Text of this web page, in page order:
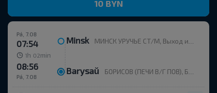
10 BYN
Pá, 7.08
07:54 Minsk МИНСК УРУЧЬЕ СТ/М, Выход из метро, напротив дома пр. Независимости, 168к2
1h 02 min
Pá, 7.08
08:56 Barysaŭ БОРИСОВ (ПЕЧИ В/Г ПОВ), БОРИСОВ Борисовский р-н МИНСКАЯ ОБЛ. Беларусь